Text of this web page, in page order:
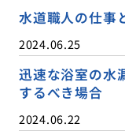
水道職人の仕事
2024.06.25
迅速な浴室の水
するべき場合
2024.06.22